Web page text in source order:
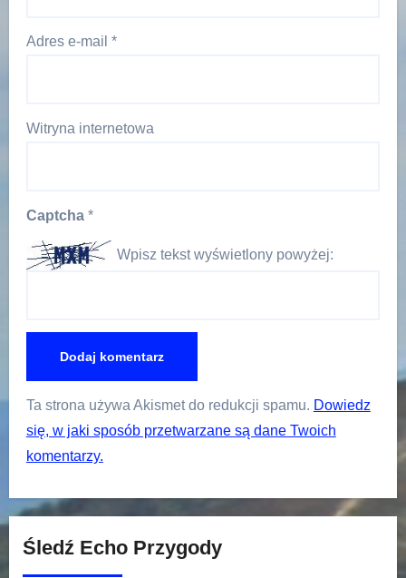
Adres e-mail *
Witryna internetowa
Captcha *
Wpisz tekst wyświetlony powyżej:
Ta strona używa Akismet do redukcji spamu. Dowiedz
się, w jaki sposób przetwarzane są dane Twoich
komentarzy.
Śledź Echo Przygody